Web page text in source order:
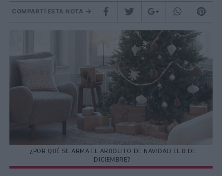
COMPARTÍ ESTA NOTA
¿POR QUÉ SE ARMA EL ARBOLITO DE NAVIDAD EL 8 DE
DICIEMBRE?